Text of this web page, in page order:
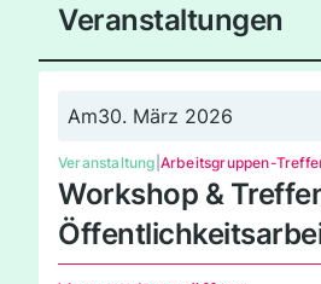
Veranstaltungen
Am30. März 2026
Veranstaltung Arbeitsgruppen-
Workshop &